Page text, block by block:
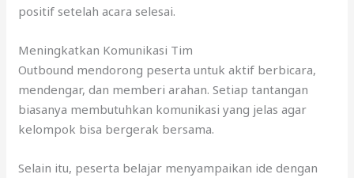
positif setelah acara selesai.
Meningkatkan Komunikasi Tim
Outbound mendorong peserta untuk aktif berbicara,
mendengar, dan memberi arahan. Setiap tantangan
biasanya membutuhkan komunikasi yang jelas agar
kelompok bisa bergerak bersama.
Selain itu, peserta belajar menyampaikan ide dengan